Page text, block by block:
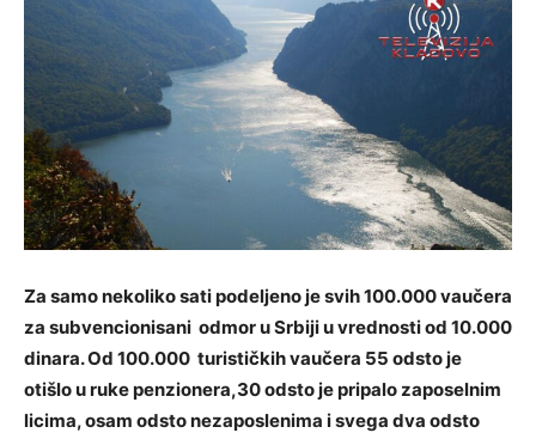
Za samo nekoliko sati podeljeno je svih 100.000 vaučera
za subvencionisani odmor u Srbiji u vrednosti od 10.000
dinara. Od 100.000 turističkih vaučera 55 odsto je
otišlo u ruke penzionera,30 odsto je pripalo zaposelnim
licima, osam odsto nezaposlenima i svega dva odsto